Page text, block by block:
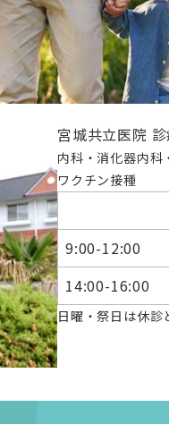
宮城共立医院
内科・消化器内科
ワクチン接種
9:00-12:00
14:00-16:00
日曜・祭日は休診